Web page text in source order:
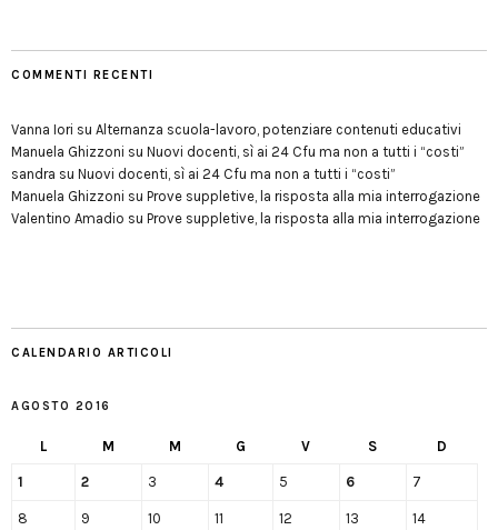
COMMENTI RECENTI
Vanna Iori su Alternanza scuola-lavoro, potenziare contenuti educativi
Manuela Ghizzoni su Nuovi docenti, sì ai 24 Cfu ma non a tutti i “costi”
sandra su Nuovi docenti, sì ai 24 Cfu ma non a tutti i “costi”
Manuela Ghizzoni su Prove suppletive, la risposta alla mia interrogazione
Valentino Amadio su Prove suppletive, la risposta alla mia interrogazione
CALENDARIO ARTICOLI
AGOSTO 2016
L M M G V S D
1 2 3 4 5 6 7
8 9 10 11 12 13 14